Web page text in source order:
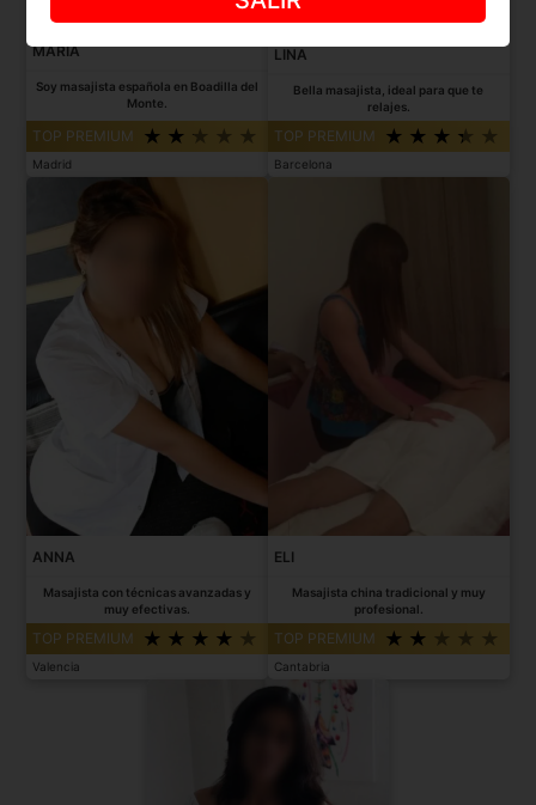
MARÍA
Soy masajista española en Boadilla del
Monte.
TOP PREMIUM
Madrid
LINA
Bella masajista, ideal para que te
relajes.
TOP PREMIUM
Barcelona
ANNA
Masajista con técnicas avanzadas y
muy efectivas.
TOP PREMIUM
Valencia
ELI
Masajista china tradicional y muy
profesional.
TOP PREMIUM
Cantabria